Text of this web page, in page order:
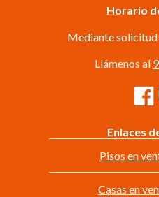
Horario
Mediante
Llámenos al
Enlaces
Pisos en
Casas en